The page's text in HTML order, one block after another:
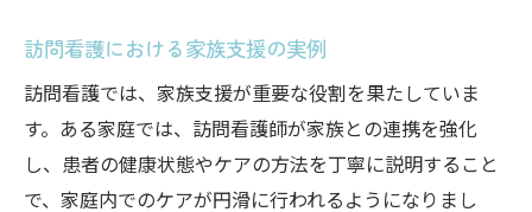
訪問看護における家族支援の実例
訪問看護では、家族支援が重要な役割を果たしていま
す。ある家庭では、訪問看護師が家族との連携を強化
し、患者の健康状態やケアの方法を丁寧に説明すること
で、家庭内でのケアが円滑に行われるようになりまし